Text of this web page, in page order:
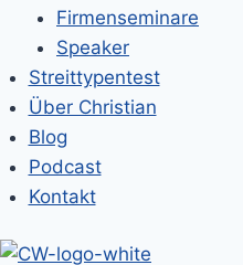
Firmenseminare
Speaker
Streittypentest
Über Christian
Blog
Podcast
Kontakt